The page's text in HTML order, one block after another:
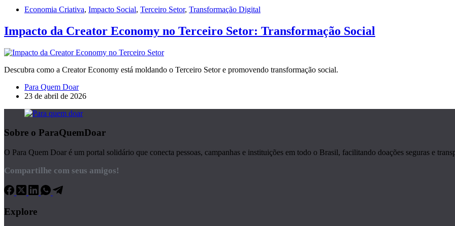
Economia Criativa, Impacto Social, Terceiro Setor, Transformação Digital
Impacto da Creator Economy no Terceiro Setor: Transformação Social
Descubra como a Creator Economy está moldando o Terceiro Setor e promovendo transformação social.
Para Quem Doar
23 de abril de 2026
Sobre o ParaQuemDoar
O Para Quem Doar é um portal solidário que conecta pessoas, campanhas e instituições em todo o Brasil, facilitando doações seguras e
Compartilhe com seus amigos!
Explore